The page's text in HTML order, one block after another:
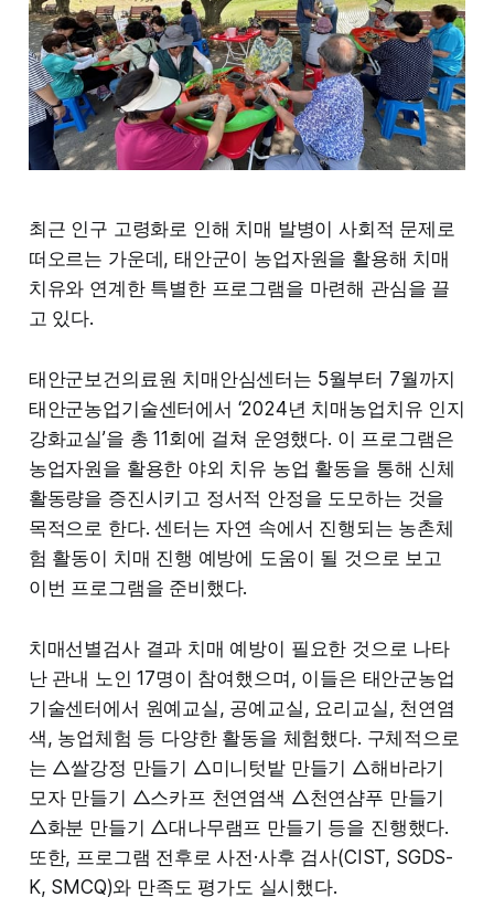
최근 인구 고령화로 인해 치매 발병이 사회적 문제로
떠오르는 가운데, 태안군이 농업자원을 활용해 치매
치유와 연계한 특별한 프로그램을 마련해 관심을 끌
고 있다.
태안군보건의료원 치매안심센터는 5월부터 7월까지
태안군농업기술센터에서 ‘2024년 치매농업치유 인지
강화교실’을 총 11회에 걸쳐 운영했다. 이 프로그램은
농업자원을 활용한 야외 치유 농업 활동을 통해 신체
활동량을 증진시키고 정서적 안정을 도모하는 것을
목적으로 한다. 센터는 자연 속에서 진행되는 농촌체
험 활동이 치매 진행 예방에 도움이 될 것으로 보고
이번 프로그램을 준비했다.
치매선별검사 결과 치매 예방이 필요한 것으로 나타
난 관내 노인 17명이 참여했으며, 이들은 태안군농업
기술센터에서 원예교실, 공예교실, 요리교실, 천연염
색, 농업체험 등 다양한 활동을 체험했다. 구체적으로
는 △쌀강정 만들기 △미니텃밭 만들기 △해바라기
모자 만들기 △스카프 천연염색 △천연샴푸 만들기
△화분 만들기 △대나무램프 만들기 등을 진행했다.
또한, 프로그램 전후로 사전·사후 검사(CIST, SGDS-
K, SMCQ)와 만족도 평가도 실시했다.